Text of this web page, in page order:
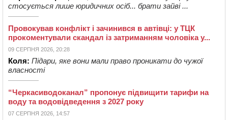
стосується лише юридичних осіб... брати зайві ...
Провокував конфлікт і зачинився в автівці: у ТЦК
прокоментували скандал із затриманням чоловіка у...
09 СЕРПНЯ 2026, 20:28
Коля: Підари, яке вони мали право проникати до чужої
власності
“Черкасиводоканал” пропонує підвищити тарифи на
воду та водовідведення з 2027 року
07 СЕРПНЯ 2026, 14:57